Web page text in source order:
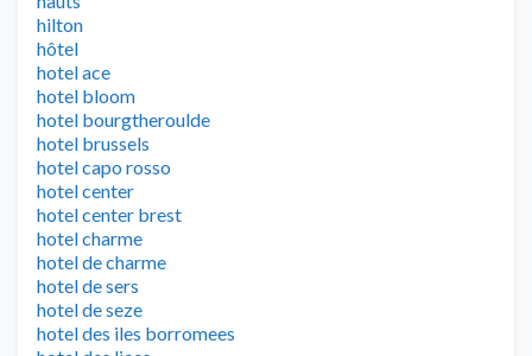
hilton
hôtel
hotel ace
hotel bloom
hotel bourgtheroulde
hotel brussels
hotel capo rosso
hotel center
hotel center brest
hotel charme
hotel de charme
hotel de sers
hotel de seze
hotel des iles borromees